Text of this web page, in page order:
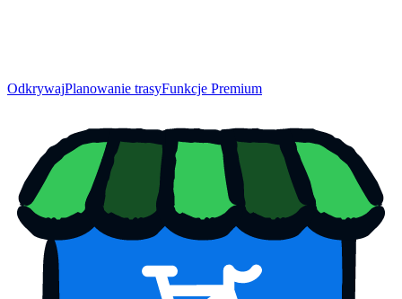
OdkrywajPlanowanie trasyFunkcje Premium